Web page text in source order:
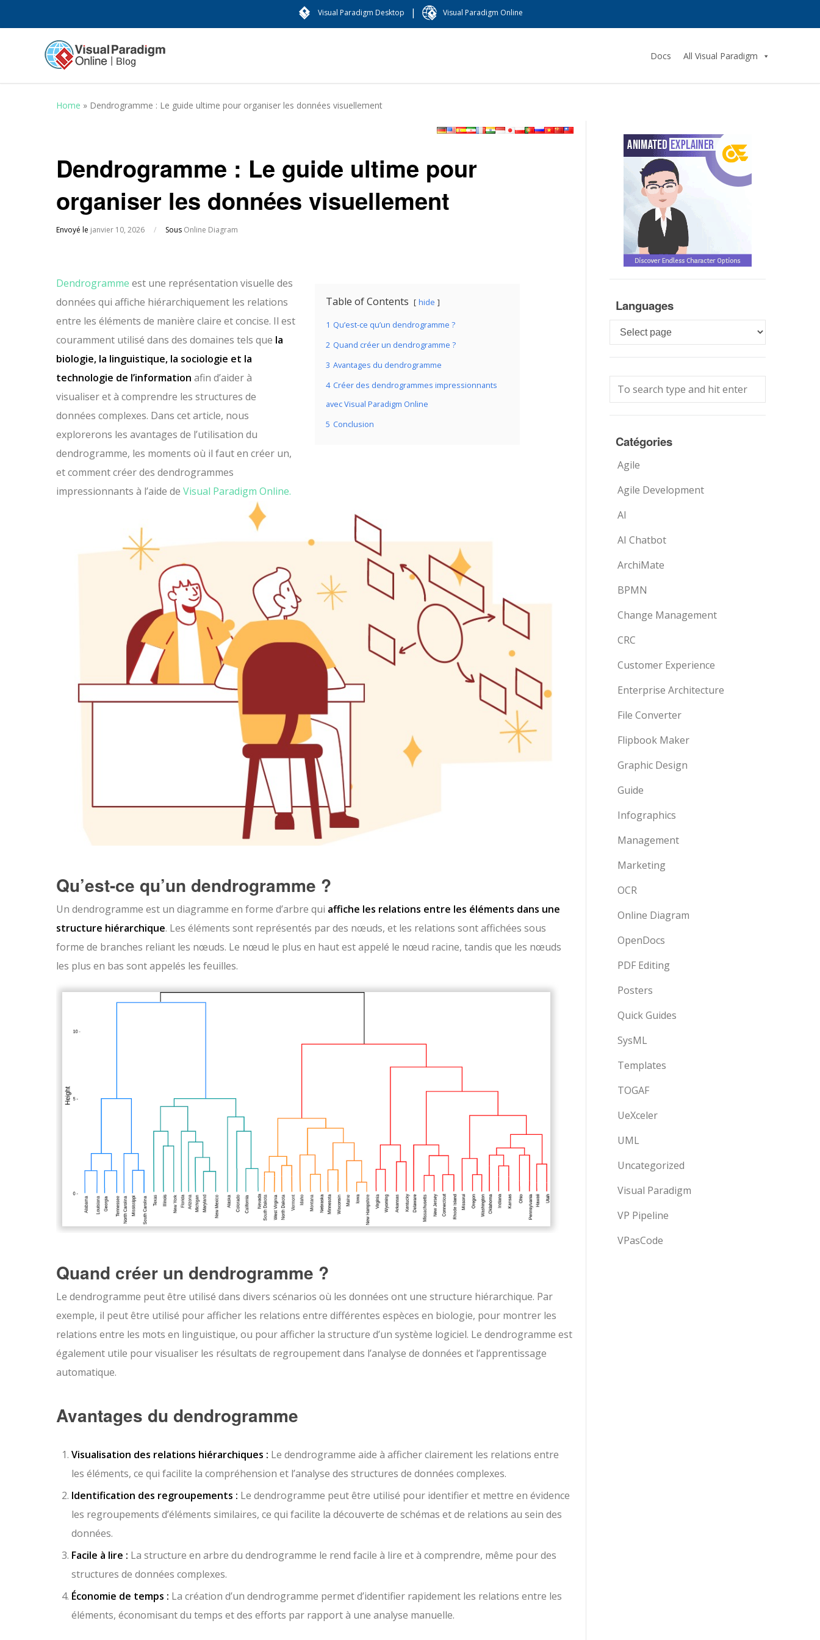
Visual Paradigm Desktop | Visual Paradigm Online
Docs All Visual Paradigm
Home » Dendrogramme : Le guide ultime pour organiser les données visuellement
Dendrogramme : Le guide ultime pour
organiser les données visuellement
Envoyé le janvier 10, 2026 / Sous Online Diagram
Table of Contents hide
1 Qu’est-ce qu’un dendrogramme ?
2 Quand créer un dendrogramme ?
3 Avantages du dendrogramme
4 Créer des dendrogrammes impressionnants
avec Visual Paradigm Online
5 Conclusion
Dendrogramme est une représentation visuelle des
données qui affiche hiérarchiquement les relations
entre les éléments de manière claire et concise. Il est
couramment utilisé dans des domaines tels que la
biologie, la linguistique, la sociologie et la
technologie de l’information afin d’aider à
visualiser et à comprendre les structures de
données complexes. Dans cet article, nous
explorerons les avantages de l’utilisation du
dendrogramme, les moments où il faut en créer un,
et comment créer des dendrogrammes
impressionnants à l’aide de Visual Paradigm Online.
Qu’est-ce qu’un dendrogramme ?
Un dendrogramme est un diagramme en forme d’arbre qui affiche les relations entre les éléments dans une
structure hiérarchique. Les éléments sont représentés par des nœuds, et les relations sont affichées sous
forme de branches reliant les nœuds. Le nœud le plus en haut est appelé le nœud racine, tandis que les nœuds
les plus en bas sont appelés les feuilles.
Quand créer un dendrogramme ?
Le dendrogramme peut être utilisé dans divers scénarios où les données ont une structure hiérarchique. Par
exemple, il peut être utilisé pour afficher les relations entre différentes espèces en biologie, pour montrer les
relations entre les mots en linguistique, ou pour afficher la structure d’un système logiciel. Le dendrogramme est
également utile pour visualiser les résultats de regroupement dans l’analyse de données et l’apprentissage
automatique.
Avantages du dendrogramme
Visualisation des relations hiérarchiques : Le dendrogramme aide à afficher clairement les relations entre
les éléments, ce qui facilite la compréhension et l’analyse des structures de données complexes.
Identification des regroupements : Le dendrogramme peut être utilisé pour identifier et mettre en évidence
les regroupements d’éléments similaires, ce qui facilite la découverte de schémas et de relations au sein des
données.
Facile à lire : La structure en arbre du dendrogramme le rend facile à lire et à comprendre, même pour des
structures de données complexes.
Économie de temps : La création d’un dendrogramme permet d’identifier rapidement les relations entre les
éléments, économisant du temps et des efforts par rapport à une analyse manuelle.
Languages
Languages
Catégories
Agile
Agile Development
AI
AI Chatbot
ArchiMate
BPMN
Change Management
CRC
Customer Experience
Enterprise Architecture
File Converter
Flipbook Maker
Graphic Design
Guide
Infographics
Management
Marketing
OCR
Online Diagram
OpenDocs
PDF Editing
Posters
Quick Guides
SysML
Templates
TOGAF
UeXceler
UML
Uncategorized
Visual Paradigm
VP Pipeline
VPasCode